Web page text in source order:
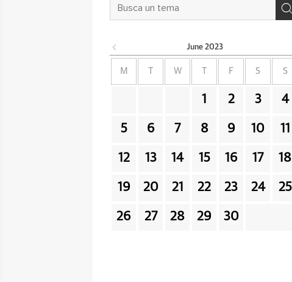
June 2023
M W F S S
1 2 3 4
5 6 7 8 9 10 11
12 13 14 15 16 17 18
19 20 21 22 23 24 25
26 27 28 29 30